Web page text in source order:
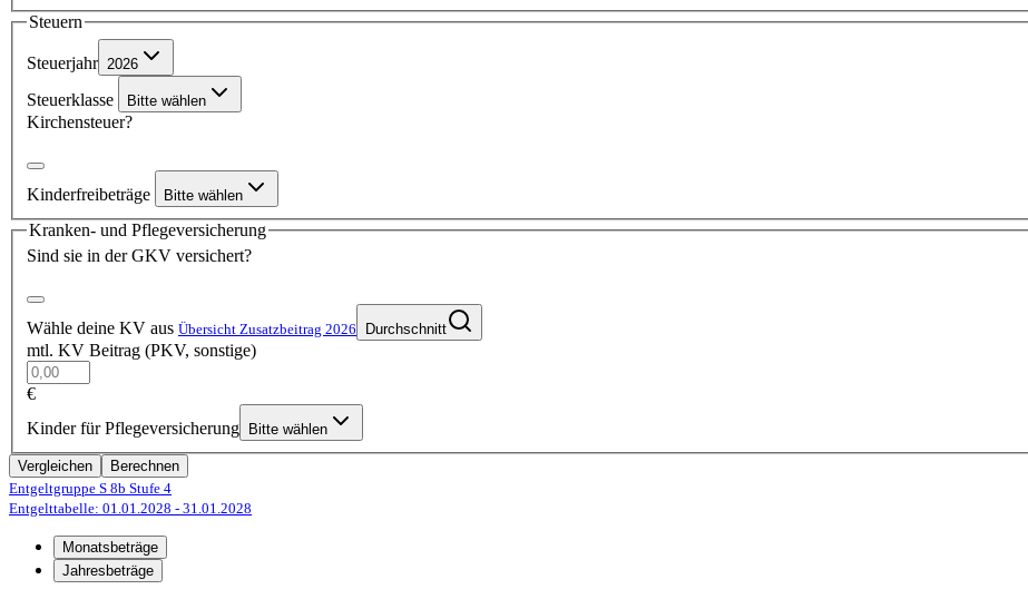
Steuern
Steuerjahr 2026
Steuerklasse Bitte wählen
Kirchensteuer?
Kinderfreibeträge Bitte wählen
Kranken- und Pflegeversicherung
Sind sie in der GKV versichert?
Wähle deine KV aus Übersicht Zusatzbeitrag 2026 Durchschnitt
mtl. KV Beitrag (PKV, sonstige)
€
Kinder für Pflegeversicherung
Bitte wählen
Vergleichen
Berechnen
Entgeltgruppe S 8b Stufe 4
Entgelttabelle: 01.01.2028 - 31.01.2028
Monatsbeträge
Jahresbeträge